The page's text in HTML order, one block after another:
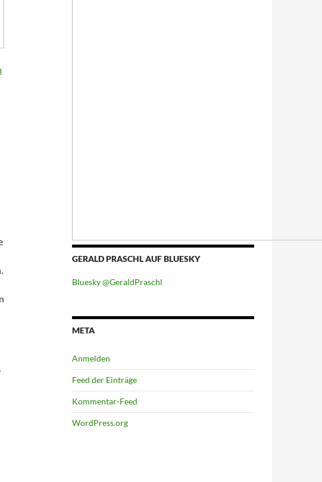
GERALD PRASCHL AUF BLUESKY
Bluesky @GeraldPraschl
META
Anmelden
Feed der Einträge
Kommentar-Feed
WordPress.org